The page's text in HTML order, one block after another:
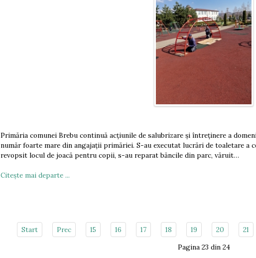
Primăria comunei Brebu continuă acțiunile de salubrizare și întreținere a
număr foarte mare din angajații primăriei. S-au executat lucrări de toaletare a
revopsit locul de joacă pentru copii, s-au reparat băncile din parc, văruit…
Citeşte mai departe ...
Start Prec 15 16 17 18 19 20 21
Pagina 23 din 24